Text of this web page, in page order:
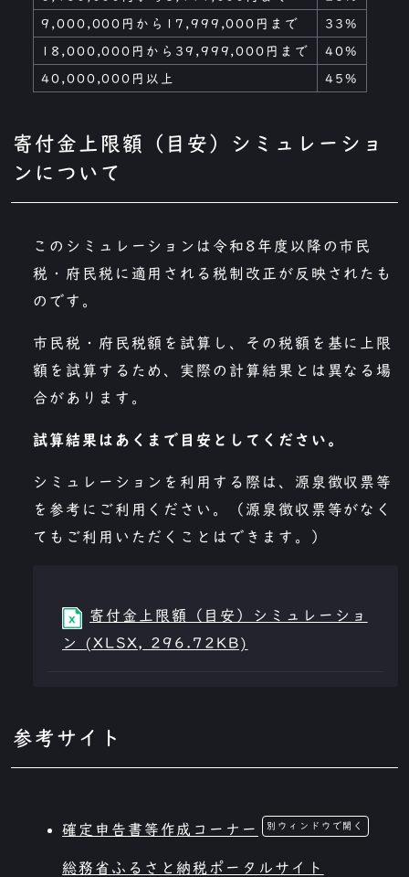
9,000,000円から17,999,000円まで 33%
18,000,000円から39,999,000円まで 40%
40,000,000円以上 45%
寄付金上限額（目安）シミュレーショ
ンについて
このシミュレーションは令和8年度以降の市民
税・府民税に適用される税制改正が反映されたも
のです。
市民税・府民税額を試算し、その税額を基に上限
額を試算するため、実際の計算結果とは異なる場
合があります。
試算結果はあくまで目安としてください。
シミュレーションを利用する際は、源泉徴収票等
を参考にご利用ください。（源泉徴収票等がなく
てもご利用いただくことはできます。）
寄付金上限額（目安）シミュレーショ
ン (XLSX, 296.72KB)
参考サイト
確定申告書等作成コーナー 別ウィンドウで開く
総務省ふるさと納税ポータルサイト